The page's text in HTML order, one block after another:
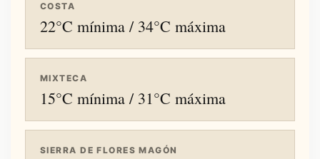
COSTA
22°C mínima / 34°C máxima
MIXTECA
15°C mínima / 31°C máxima
SIERRA DE FLORES MAGÓN